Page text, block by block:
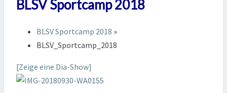
BLSV Sportcamp 2018
BLSV Sportcamp 2018 »
BLSV_Sportcamp_2018
[Zeige eine Dia-Show]